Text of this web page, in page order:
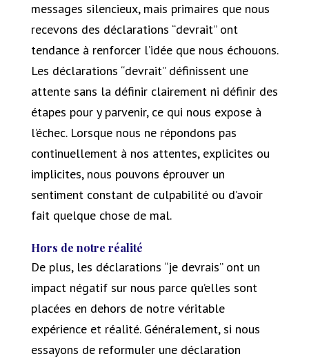
messages silencieux, mais primaires que nous
recevons des déclarations “devrait” ont
tendance à renforcer l’idée que nous échouons.
Les déclarations “devrait” définissent une
attente sans la définir clairement ni définir des
étapes pour y parvenir, ce qui nous expose à
l’échec. Lorsque nous ne répondons pas
continuellement à nos attentes, explicites ou
implicites, nous pouvons éprouver un
sentiment constant de culpabilité ou d’avoir
fait quelque chose de mal.
Hors de notre réalité
De plus, les déclarations “je devrais” ont un
impact négatif sur nous parce qu’elles sont
placées en dehors de notre véritable
expérience et réalité. Généralement, si nous
essayons de reformuler une déclaration